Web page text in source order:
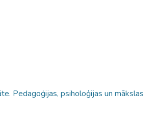
Pedagoģijas, psiholoģijas un mākslas